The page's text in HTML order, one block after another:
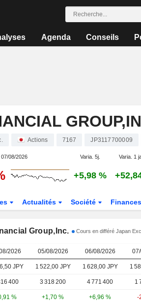
Agenda Conseils
Actions 7167 JP3117700009
08/2026 Varia. 5j. Varia. 1
+5,98 %
Actualités Société Finances
Group,Inc. Cours en différé Japan
2026 05/08/2026 06/08/2026
JPY 1 522,00 JPY 1 628,00 JPY 1
400 3 318 200 4 771 400 1
% +1,70 % +6,96 % -